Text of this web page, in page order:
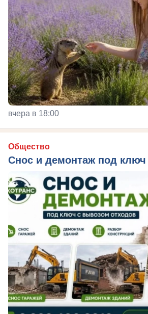
вчера в 18:00
Общество
Снос и демонтаж под ключ